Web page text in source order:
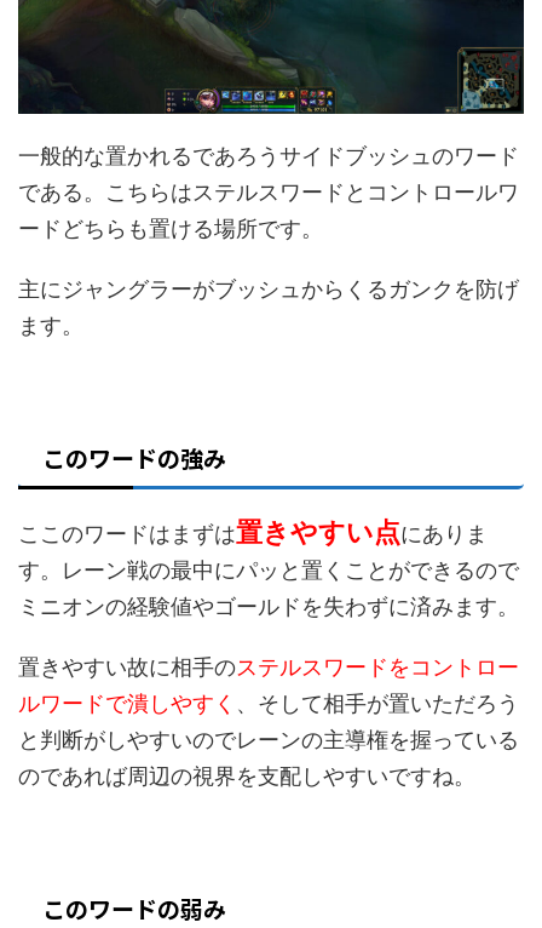
一般的な置かれるであろうサイドブッシュのワード
である。こちらはステルスワードとコントロールワ
ードどちらも置ける場所です。
主にジャングラーがブッシュからくるガンクを防げ
ます。
このワードの強み
ここのワードはまずは置きやすい点にありま
す。レーン戦の最中にパッと置くことができるので
ミニオンの経験値やゴールドを失わずに済みます。
置きやすい故に相手のステルスワードをコントロー
ルワードで潰しやすく 、そして相手が置いただろう
と判断がしやすいのでレーンの主導権を握っている
のであれば周辺の視界を支配しやすいですね。
このワードの弱み